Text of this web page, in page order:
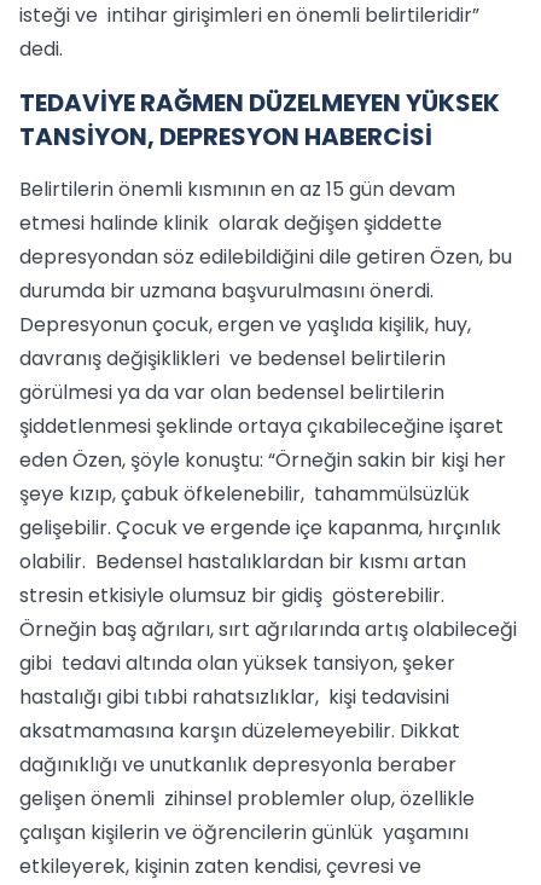
isteği ve intihar girişimleri en önemli belirtileridir”
dedi.
TEDAVİYE RAĞMEN DÜZELMEYEN YÜKSEK
TANSİYON, DEPRESYON HABERCİSİ
Belirtilerin önemli kısmının en az 15 gün devam
etmesi halinde klinik olarak değişen şiddette
depresyondan söz edilebildiğini dile getiren Özen, bu
durumda bir uzmana başvurulmasını önerdi.
Depresyonun çocuk, ergen ve yaşlıda kişilik, huy,
davranış değişiklikleri ve bedensel belirtilerin
görülmesi ya da var olan bedensel belirtilerin
şiddetlenmesi şeklinde ortaya çıkabileceğine işaret
eden Özen, şöyle konuştu: “Örneğin sakin bir kişi her
şeye kızıp, çabuk öfkelenebilir, tahammülsüzlük
gelişebilir. Çocuk ve ergende içe kapanma, hırçınlık
olabilir. Bedensel hastalıklardan bir kısmı artan
stresin etkisiyle olumsuz bir gidiş gösterebilir.
Örneğin baş ağrıları, sırt ağrılarında artış olabileceği
gibi tedavi altında olan yüksek tansiyon, şeker
hastalığı gibi tıbbi rahatsızlıklar, kişi tedavisini
aksatmamasına karşın düzelemeyebilir. Dikkat
dağınıklığı ve unutkanlık depresyonla beraber
gelişen önemli zihinsel problemler olup, özellikle
çalışan kişilerin ve öğrencilerin günlük yaşamını
etkileyerek, kişinin zaten kendisi, çevresi ve